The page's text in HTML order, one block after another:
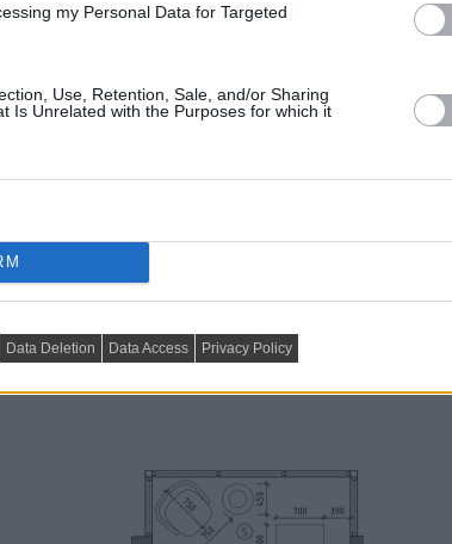
my Personal Data for Targeted
Use, Retention, Sale, and/or Sharing
Is Unrelated with the Purposes for which it
Data Deletion Data Access Privacy Policy
egy ergonomikus amerikai konyhás,
valamint egy fürdőszoba